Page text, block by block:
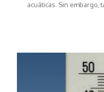
acuáticas. Sin embargo,